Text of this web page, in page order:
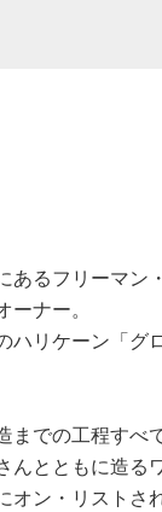
あるフリーマン
ーナー。
ハリケーン「グ
までの工程すべ
んとともに造る
オン・リストさ